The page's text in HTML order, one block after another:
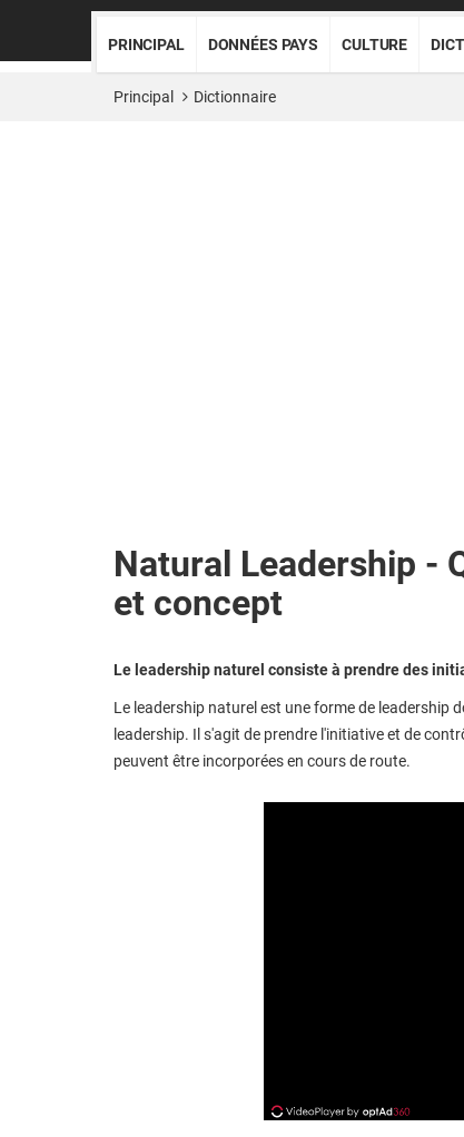
PRINCIPAL DONNÉES PAYS CULTURE
Principal Dictionnaire
Natural Leadership -
et concept
Le leadership naturel consiste à prendre des
Le leadership naturel est une forme de leadership
leadership. Il s'agit de prendre l'initiative et de
peuvent être incorporées en cours de route.